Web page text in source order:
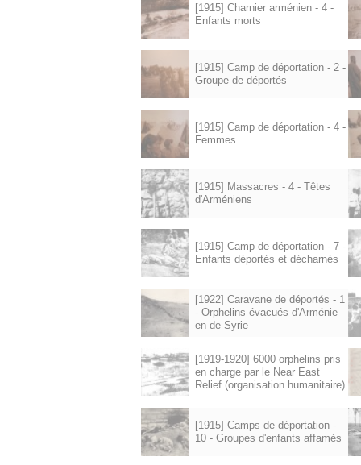
[1915] Charnier arménien - 4 -
Enfants morts
[1915] Camp de déportation - 2 -
Groupe de déportés
[1915] Camp de déportation - 4 -
Femmes
[1915] Massacres - 4 - Têtes
d'Arméniens
[1915] Camp de déportation - 7 -
Enfants déportés et décharnés
[1922] Caravane de déportés - 1
- Orphelins évacués d'Arménie
en de Syrie
[1919-1920] 6000 orphelins pris
en charge par le Near East
Relief (organisation humanitaire)
[1915] Camps de déportation -
10 - Groupes d'enfants affamés